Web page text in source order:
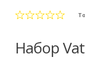
Набор Vatika Black Seed